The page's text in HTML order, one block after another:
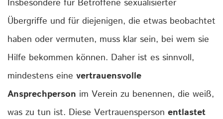
Insbesondere für Betroffene sexualisierter
Übergriffe und für diejenigen, die etwas beobachtet
haben oder vermuten, muss klar sein, bei wem sie
Hilfe bekommen können. Daher ist es sinnvoll,
mindestens eine vertrauensvolle
Ansprechperson im Verein zu benennen, die weiß,
was zu tun ist. Diese Vertrauensperson entlastet